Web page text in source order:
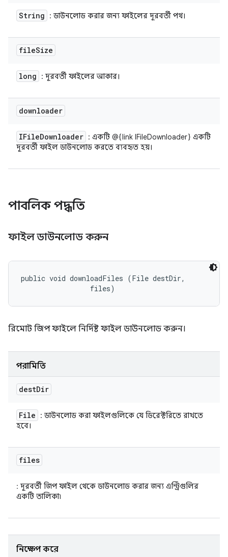
String : ডাউনলোড করার জন্য ফাইলের দূরবর্তী পথ।
fileSize
long : দূরবর্তী ফাইলের আকার।
downloader
IFileDownloader : একটি @{link IFileDownloader} একটি
দূরবর্তী ফাইল ডাউনলোড করতে ব্যবহৃত হয়।
পাবলিক পদ্ধতি
ফাইল ডাউনলোড করুন
public void downloadFiles (File destDir,
files)
রিমোট জিপ ফাইলে নির্দিষ্ট ফাইল ডাউনলোড করুন।
পরামিতি
destDir
File
: ডাউনলোড করা ফাইলগুলিকে যে ডিরেক্টরিতে রাখতে
হবে।
files
: দূরবর্তী জিপ ফাইল থেকে ডাউনলোড করার জন্য এন্ট্রিগুলির
একটি তালিকা৷
নিক্ষেপ করে